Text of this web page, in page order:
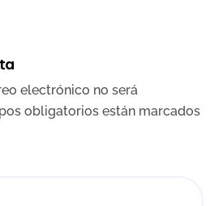
electrónico no será
obligatorios están marcados